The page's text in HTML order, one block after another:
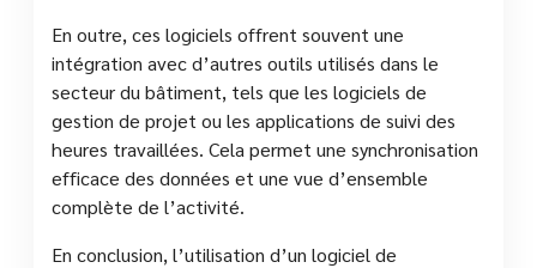
En outre, ces logiciels offrent souvent une
intégration avec d’autres outils utilisés dans le
secteur du bâtiment, tels que les logiciels de
gestion de projet ou les applications de suivi des
heures travaillées. Cela permet une synchronisation
efficace des données et une vue d’ensemble
complète de l’activité.
En conclusion, l’utilisation d’un logiciel de